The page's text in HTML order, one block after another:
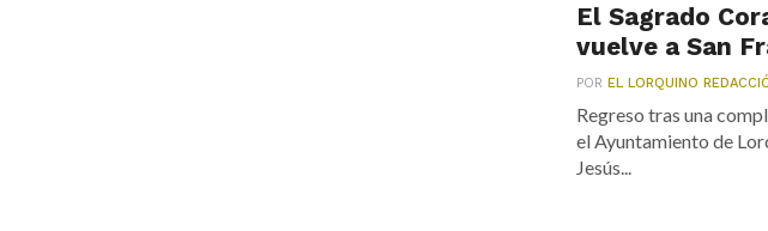
El Sagrado
vuelve a San
POR EL LORQUINO
Regreso tras una
el Ayuntamiento de
Jesús...